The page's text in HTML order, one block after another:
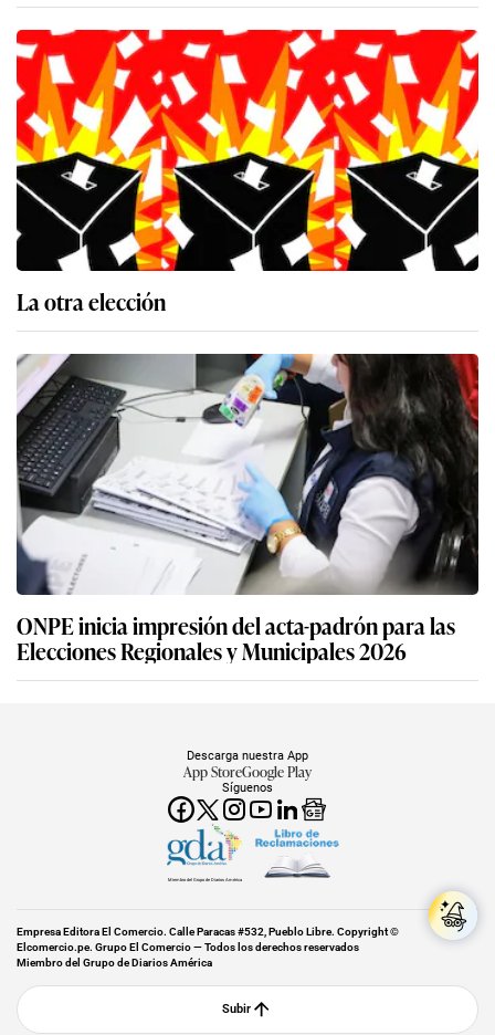
La otra elección
ONPE inicia impresión del acta-padrón para las
Elecciones Regionales y Municipales 2026
Síguenos
Descarga nuestra App
App StoreGoogle Play
Miembro del Grupo de Diarios América
Empresa Editora El Comercio. Calle Paracas #532, Pueblo Libre. Copyright ©
Elcomercio.pe. Grupo El Comercio — Todos los derechos reservados
Miembro del Grupo de Diarios América
Subir